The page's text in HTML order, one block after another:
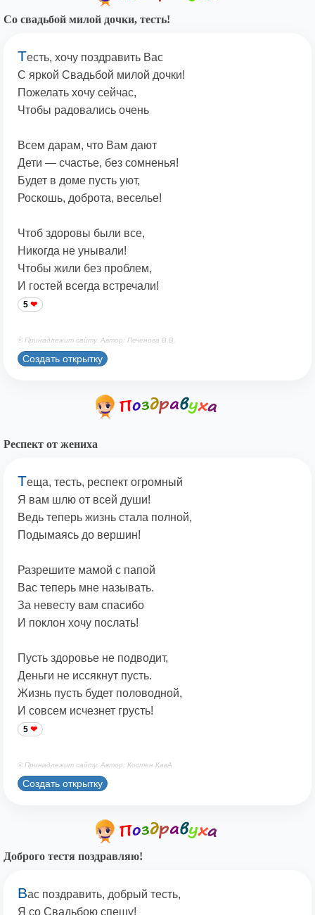
Со свадьбой милой дочки, тесть!
Тесть, хочу поздравить Вас
С яркой Свадьбой милой дочки!
Пожелать хочу сейчас,
Чтобы радовались очень
Всем дарам, что Вам дают
Дети — счастье, без сомненья!
Будет в доме пусть уют,
Роскошь, доброта, веселье!
Чтоб здоровы были все,
Никогда не унывали!
Чтобы жили без проблем,
И гостей всегда встречали!
5
© Принадлежит сайту. Автор: Печенова В.В.
Создать открытку
Респект от жениха
Теща, тесть, респект огромный
Я вам шлю от всей души!
Ведь теперь жизнь стала полной,
Подымаясь до вершин!
Разрешите мамой с папой
Вас теперь мне называть.
За невесту вам спасибо
И поклон хочу послать!
Пусть здоровье не подводит,
Деньги не иссякнут пусть.
Жизнь пусть будет половодной,
И совсем исчезнет грусть!
5
© Принадлежит сайту. Автор: Костен КавА
Создать открытку
Доброго тестя поздравляю!
Вас поздравить, добрый тесть,
Я со Свадьбою спешу!